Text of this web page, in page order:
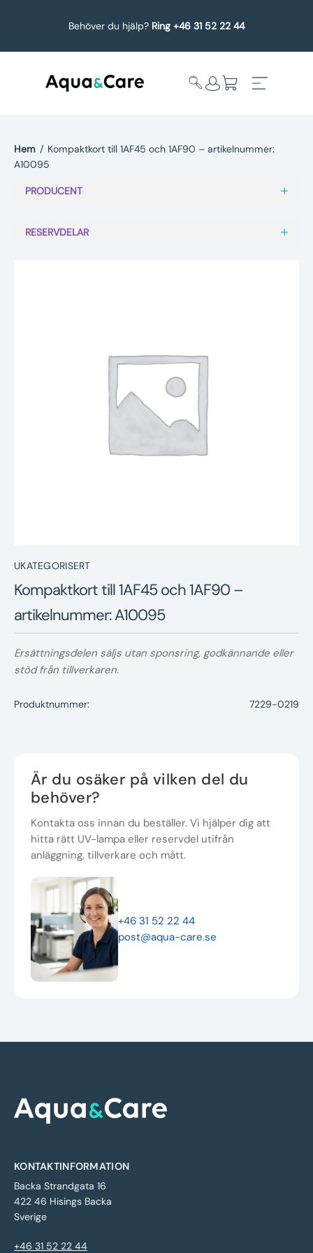
Behöver du hjälp? Ring +46 31 52 22 44
Underhållstips
Kontakt
Hem / Kompaktkort till 1AF45 och 1AF90 – artikelnummer:
A10095
PRODUCENT
RESERVDELAR
UKATEGORISERT
Kompaktkort till 1AF45 och 1AF90 –
artikelnummer: A10095
Ersättningsdelen säljs utan sponsring, godkännande eller
stöd från tillverkaren.
Produktnummer: 7229-0219
Är du osäker på vilken del du
behöver?
Kontakta oss innan du beställer. Vi hjälper dig att
hitta rätt UV-lampa eller reservdel utifrån
anläggning, tillverkare och mått.
+46 31 52 22 44
post@aqua-care.se
KONTAKTINFORMATION
Backa Strandgata 16
422 46 Hisings Backa
Sverige
+46 31 52 22 44